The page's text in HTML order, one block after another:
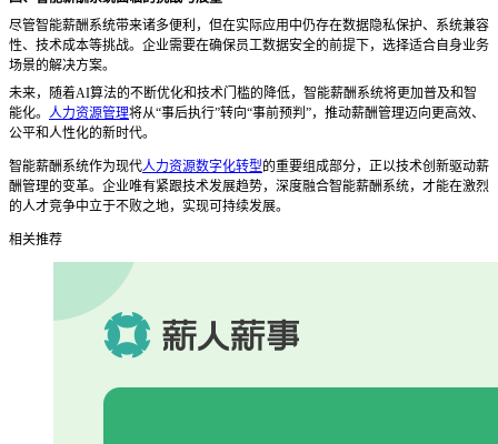
尽管智能薪酬系统带来诸多便利，但在实际应用中仍存在数据隐私保护、系统兼容
性、技术成本等挑战。企业需要在确保员工数据安全的前提下，选择适合自身业务
场景的解决方案。
未来，随着AI算法的不断优化和技术门槛的降低，智能薪酬系统将更加普及和智
能化。 人力资源管理将从“事后执行”转向“事前预判”，推动薪酬管理迈向更高效、
公平和人性化的新时代。
智能薪酬系统作为现代人力资源数字化转型的重要组成部分，正以技术创新驱动薪
酬管理的变革。企业唯有紧跟技术发展趋势，深度融合智能薪酬系统，才能在激烈
的人才竞争中立于不败之地，实现可持续发展。
相关推荐